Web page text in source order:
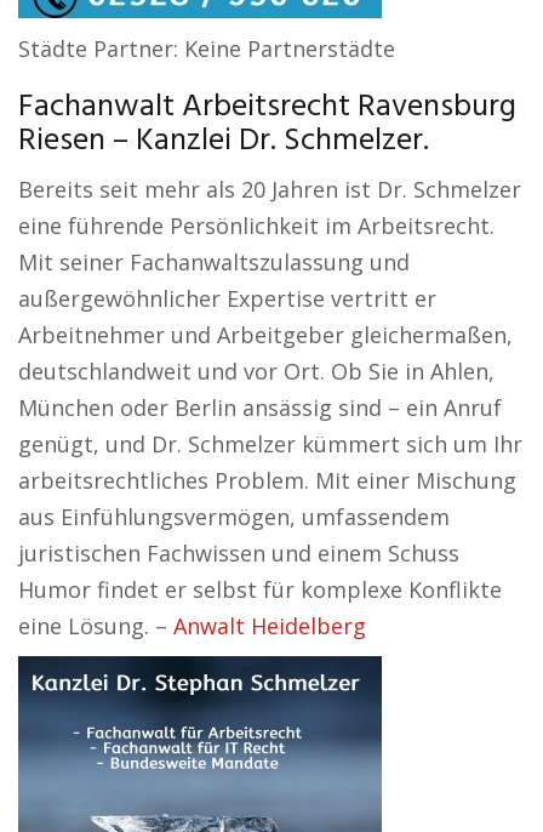
Städte Partner: Keine Partnerstädte
Fachanwalt Arbeitsrecht Ravensburg
Riesen – Kanzlei Dr. Schmelzer.
Bereits seit mehr als 20 Jahren ist Dr. Schmelzer
eine führende Persönlichkeit im Arbeitsrecht.
Mit seiner Fachanwaltszulassung und
außergewöhnlicher Expertise vertritt er
Arbeitnehmer und Arbeitgeber gleichermaßen,
deutschlandweit und vor Ort. Ob Sie in Ahlen,
München oder Berlin ansässig sind – ein Anruf
genügt, und Dr. Schmelzer kümmert sich um Ihr
arbeitsrechtliches Problem. Mit einer Mischung
aus Einfühlungsvermögen, umfassendem
juristischen Fachwissen und einem Schuss
Humor findet er selbst für komplexe Konflikte
eine Lösung. – Anwalt Heidelberg